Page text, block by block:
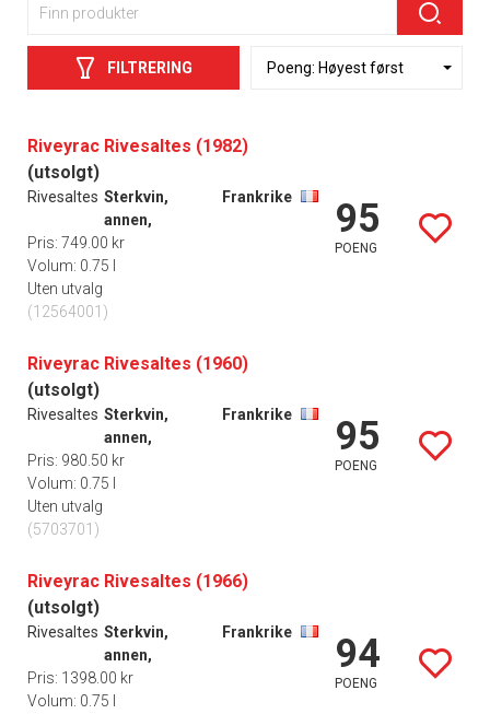
FILTRERING
Riveyrac Rivesaltes (1982)
(utsolgt)
Rivesaltes Sterkvin,
annen,
Frankrike
Pris: 749.00 kr
Volum: 0.75 l
Uten utvalg
(12564001)
95
POENG
Riveyrac Rivesaltes (1960)
(utsolgt)
Rivesaltes Sterkvin,
annen,
Frankrike
Pris: 980.50 kr
Volum: 0.75 l
Uten utvalg
(5703701)
95
POENG
Riveyrac Rivesaltes (1966)
(utsolgt)
Rivesaltes Sterkvin,
annen,
Frankrike
Pris: 1398.00 kr
Volum: 0.75 l
94
POENG